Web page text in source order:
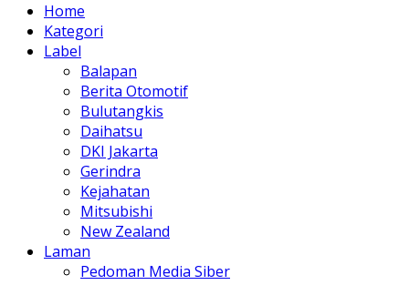
Home
Kategori
Label
Balapan
Berita Otomotif
Bulutangkis
Daihatsu
DKI Jakarta
Gerindra
Kejahatan
Mitsubishi
New Zealand
Laman
Pedoman Media Siber